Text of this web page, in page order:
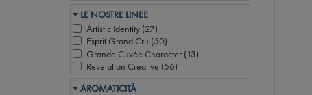
LE NOSTRE LINEE
Artistic Identity (27)
Esprit Grand Cru (50)
Grande Cuvée Character (13)
Revelation Creative (56)
AROMATICITÀ